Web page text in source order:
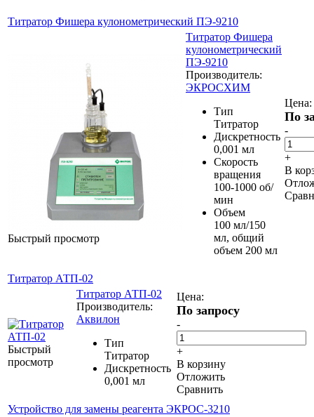
Титратор Фишера кулонометрический ПЭ-9210
Быстрый просмотр
Титратор Фишера
кулонометрический
ПЭ-9210
Производитель:
ЭКРОСХИМ
Тип
Титратор
Дискретность
0,001 мл
Скорость
вращения
100-1000 об/
мин
Объем
100 мл/150
мл, общий
объем 200 мл
Цена:
По
-
+
В
Титратор АТП-02
Быстрый
просмотр
Титратор АТП-02
Производитель:
Аквилон
Тип
Титратор
Дискретность
0,001 мл
Цена:
По запросу
-
+
В корзину
Отложить
Сравнить
Устройство для замены реагента ЭКРОС-3210